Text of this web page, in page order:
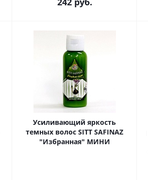
Усиливающий яркость
темных волос SITT SAFINAZ
"Избранная" МИНИ